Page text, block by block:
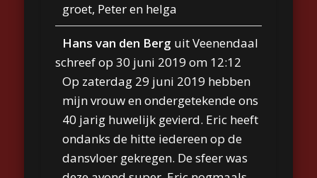
groet, Peter en helga
Hans van den Berg uitVeenendaal
schreef op 30 juni 2019 om 12:12
Op zaterdag 29 juni 2019 hebben
mijn vrouw en ondergetekende ons
40 jarig huwelijk gevierd. Eric heeft
ondanks de hitte iedereen op de
dansvloer gekregen. De sfeer was